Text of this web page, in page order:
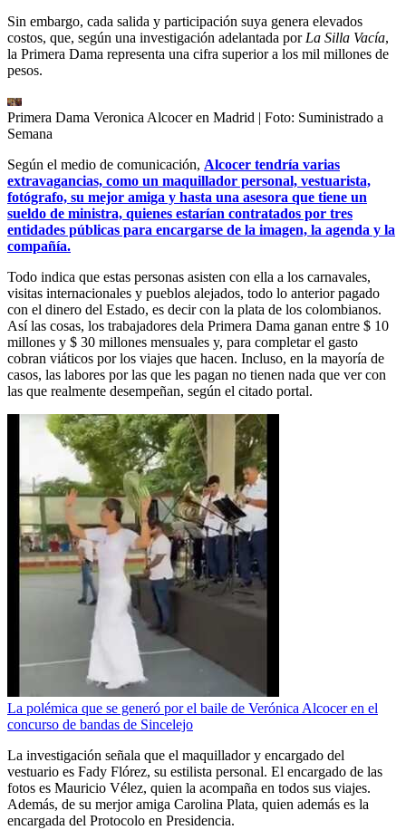
Sin embargo, cada salida y participación suya genera elevados
costos, que, según una investigación adelantada por La Silla Vacía,
la Primera Dama representa una cifra superior a los mil millones de
pesos.
Primera Dama Veronica Alcocer en Madrid | Foto: Suministrado a
Semana
Según el medio de comunicación, Alcocer tendría varias
extravagancias, como un maquillador personal, vestuarista,
fotógrafo, su mejor amiga y hasta una asesora que tiene un
sueldo de ministra, quienes estarían contratados por tres
entidades públicas para encargarse de la imagen, la agenda y la
compañía.
Todo indica que estas personas asisten con ella a los carnavales,
visitas internacionales y pueblos alejados, todo lo anterior pagado
con el dinero del Estado, es decir con la plata de los colombianos.
Así las cosas, los trabajadores dela Primera Dama ganan entre $ 10
millones y $ 30 millones mensuales y, para completar el gasto
cobran viáticos por los viajes que hacen. Incluso, en la mayoría de
casos, las labores por las que les pagan no tienen nada que ver con
las que realmente desempeñan, según el citado portal.
La polémica que se generó por el baile de Verónica Alcocer en el
concurso de bandas de Sincelejo
La investigación señala que el maquillador y encargado del
vestuario es Fady Flórez, su estilista personal. El encargado de las
fotos es Mauricio Vélez, quien la acompaña en todos sus viajes.
Además, de su merjor amiga Carolina Plata, quien además es la
encargada del Protocolo en Presidencia.